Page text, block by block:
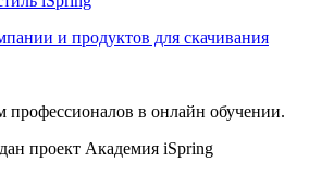
и продуктов для скачивания
профессионалов в онлайн обучении.
проект Академия iSpring